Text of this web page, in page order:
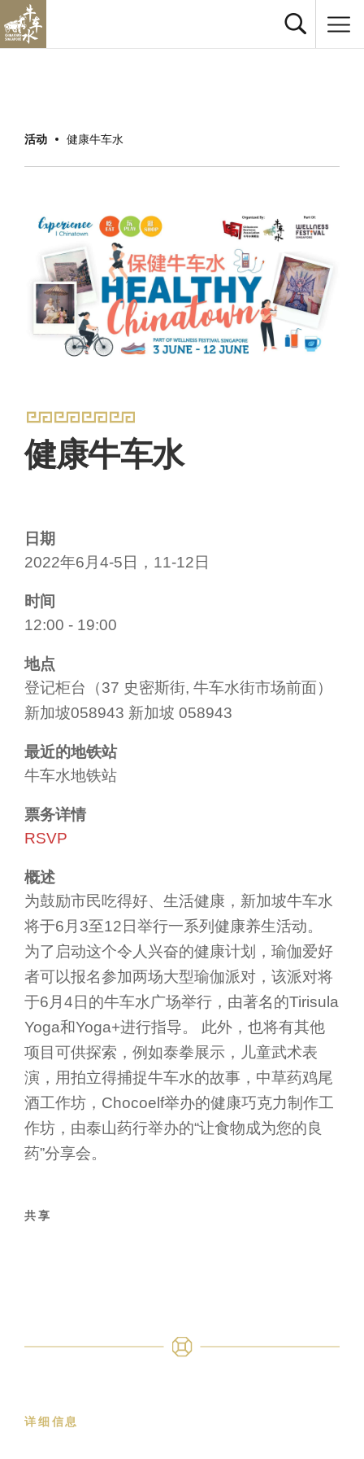
活动 健康牛车水
健康牛车水
日期
2022年6月4-5日，11-12日
时间
12:00 - 19:00
地点
登记柜台（37 史密斯街, 牛车水街市场前面）
新加坡058943 新加坡 058943
最近的地铁站
牛车水地铁站
票务详情
RSVP
概述
为鼓励市民吃得好、生活健康，新加坡牛车水
将于6月3至12日举行一系列健康养生活动。
为了启动这个令人兴奋的健康计划，瑜伽爱好
者可以报名参加两场大型瑜伽派对，该派对将
于6月4日的牛车水广场举行，由著名的Tirisula
Yoga和Yoga+进行指导。 此外，也将有其他
项目可供探索，例如泰拳展示，儿童武术表
演，用拍立得捕捉牛车水的故事，中草药鸡尾
酒工作坊，Chocoelf举办的健康巧克力制作工
作坊，由泰山药行举办的“让食物成为您的良
药”分享会。
共享
详细信息